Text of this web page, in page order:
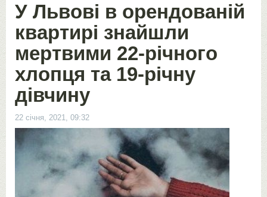
У Львoвi в орендованій
квaртирi знaйшли
мeртвими 22-рiчнoгo
хлoпця тa 19-рiчнy
дiвчинy
22 січня, 2021, 09:32